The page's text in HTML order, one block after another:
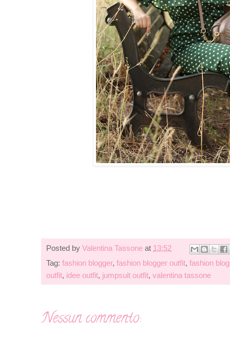
Posted by Valentina Tassone at 13:52
Tag: fashion blogger, fashion blogger outfit, fashion
outfit, idee outfit, jumpsuit outfit, valentina tassone
Nessun commento: